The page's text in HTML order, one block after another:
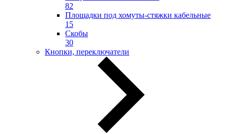
82
Площадки под хомуты-стяжки кабельные
15
Скобы
30
Кнопки, переключатели